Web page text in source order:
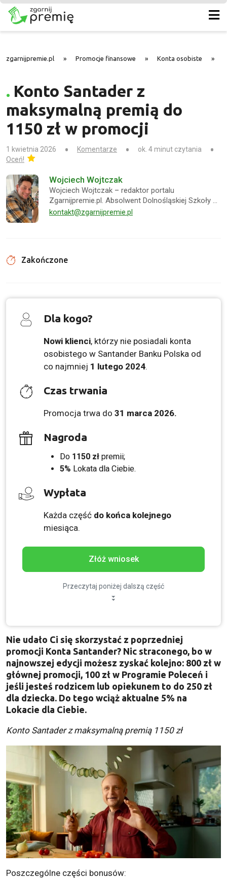
zgarnijpremie.pl » Promocje finansowe » Konta osobiste »
Konto Santader z
maksymalną premią do
1150 zł w promocji
1 kwietnia 2026 Komentarze
ok. 4 minut czytania
Oceń!
Wojciech Wojtczak
Wojciech Wojtczak – redaktor portalu
Zgarnijpremie.pl. Absolwent Dolnośląskiej Szkoły …
kontakt@zgarnijpremie.pl
Zakończone
Dla kogo?
Nowi klienci, którzy nie posiadali konta
osobistego w Santander Banku Polska od
co najmniej 1 lutego 2024.
Czas trwania
Promocja trwa do 31 marca 2026.
Nagroda
Do 1150 zł premii;
5% Lokata dla Ciebie.
Wypłata
Każda część do końca kolejnego
miesiąca.
Złóż wniosek
Przeczytaj poniżej dalszą część
Nie udało Ci się skorzystać z poprzedniej
promocji Konta Santander? Nic straconego, bo w
najnowszej edycji możesz zyskać kolejno: 800 zł w
głównej promocji, 100 zł w Programie Poleceń i
jeśli jesteś rodzicem lub opiekunem to do 250 zł
dla dziecka. Do tego wciąż aktualne 5% na
Lokacie dla Ciebie.
Konto Santader z maksymalną premią 1150 zł
Poszczególne części bonusów: